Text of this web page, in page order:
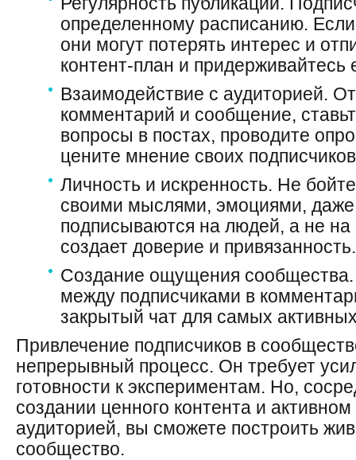
определенному расписанию.
они могут потерять интерес и
контент-план и придерживайтесь
Взаимодействие с аудиторией.
комментарий и сообщение,
вопросы в постах, проводите
цените мнение своих
Личность и искренность. Не
своими мыслями, эмоциями,
подписываются на людей, а не на
создает доверие и привязанность.
Создание ощущения
между подписчиками в
закрытый чат для самых
Привлечение подписчиков в
непрерывный процесс. Он требует
готовности к экспериментам. Но,
создании ценного контента и
аудиторией, вы сможете построить
сообщество.